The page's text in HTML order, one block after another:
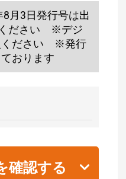
月3日発行号は出
ください ※デジ
ください ※発行
おります
確認する